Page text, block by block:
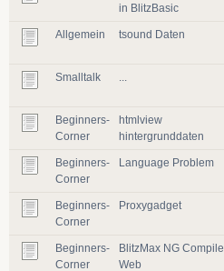
in BlitzBasic
Allgemein tsound Daten
Smalltalk
Beginners-
Corner
htmlview
hintergrunddaten
Beginners-
Corner
Language Problem
Beginners-
Corner
Proxygadget
Beginners-
Corner
BlitzMax NG Compile
Web